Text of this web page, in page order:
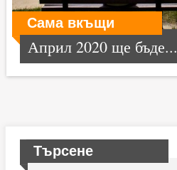
Сама вкъщи
Април 2020 ще бъде...
Търсене